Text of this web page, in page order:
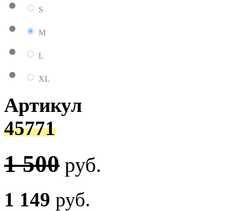
S
M
L
XL
Артикул
45771
1 500 руб.
1 149 руб.